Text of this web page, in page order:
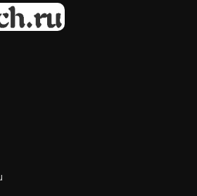
для гостиной, спальни,
кафе, студии или
и дереве
или дереве, оригинальный
гравировка фото по дереву